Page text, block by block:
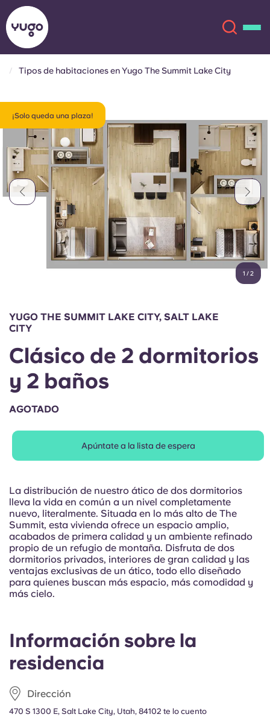
Ubicaciones
Más
Cuenta Idioma
Deutsch
French
Portuguese
Elige una residencia
Iniciar sesión
English (US)
Chinese Español
Català Deutsch
Italian French
Portuguese
Tipos de habitaciones en Yugo The Summit Lake City
¡Solo queda una plaza!
1 /2
Información sobre la
residencia
Dirección
470 S 1300 E, Salt Lake City, Utah, 84102 te lo cuento
YUGO THE SUMMIT LAKE CITY, SALT LAKE
CITY
Clásico de 2 dormitorios
y 2 baños
AGOTADO
Apúntate a la lista de espera
La distribución de nuestro ático de dos dormitorios
lleva la vida en común a un nivel completamente
nuevo, literalmente. Situada en lo más alto de The
Summit, esta vivienda ofrece un espacio amplio,
acabados de primera calidad y un ambiente refinado
propio de un refugio de montaña. Disfruta de dos
dormitorios privados, interiores de gran calidad y las
ventajas exclusivas de un ático, todo ello diseñado
para quienes buscan más espacio, más comodidad y
más cielo.